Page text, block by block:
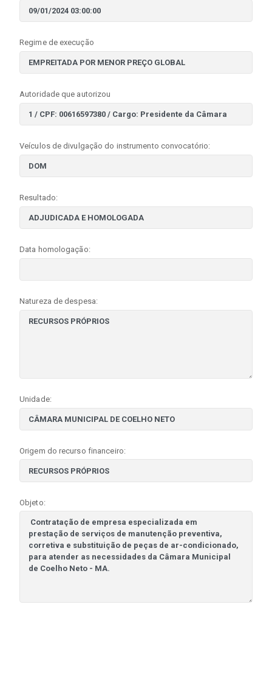
Regime de execução
Autoridade que autorizou
Veículos de divulgação do instrumento convocatório:
Resultado:
Data homologação:
Natureza de despesa:
Unidade:
Origem do recurso financeiro:
Objeto: